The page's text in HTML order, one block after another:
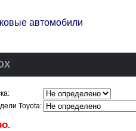
автомобили
Toyota: